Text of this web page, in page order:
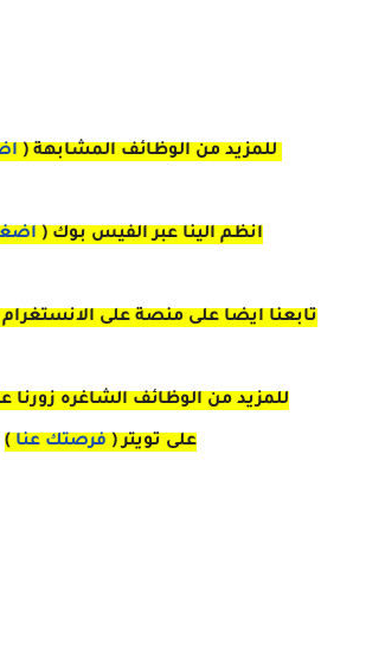
للمزيد من الوظائف المشابهة (
انظم الينا عبر الفيس بوك (
تابعنا ايضا على منصة على
للمزيد من الوظائف الشاغره زورنا
على تويتر( فرصتك عنا )